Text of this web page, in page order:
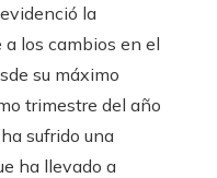
la
los cambios en el
su máximo
trimestre del año
sufrido una
ha llevado a